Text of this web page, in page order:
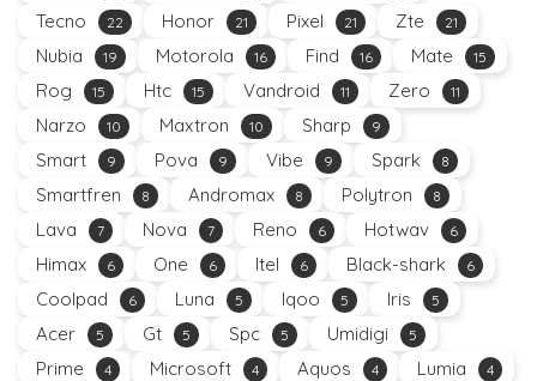
Tecno 22 Honor 21 Pixel 21 Zte 21
Nubia 19 Motorola 16 Find 16 Mate 15
Rog 15 Htc 15 Vandroid 11 Zero 11
Narzo 10 Maxtron 10 Sharp 9
Smart 9 Pova 9 Vibe 9 Spark 8
Smartfren 8 Andromax 8 Polytron 8
Lava 7 Nova 7 Reno 6 Hotwav 6
Himax 6 One 6 Itel 6 Black-shark 6
Coolpad 6 Luna 5 Iqoo 5 Iris 5
Acer 5 Gt 5 Spc 5 Umidigi 5
Prime 4 Microsoft 4 Aquos 4 Lumia 4